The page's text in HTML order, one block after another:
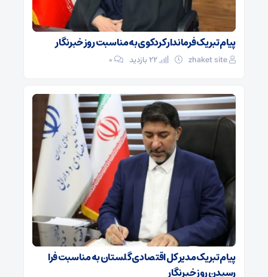
پیام تبریک فرماندار کردکوی به مناسبت روز خبرنگار
zhaket site ۰
پیام تبریک مدیر کل اقتصادی گلستان به مناسبت فرا
رسیدن روز خبرنگار